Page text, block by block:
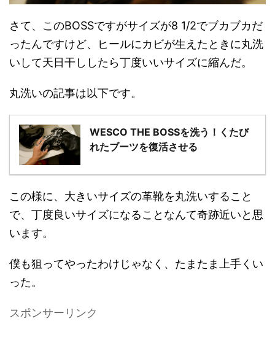
さて、このBOSSですがサイズが8 1/2でブカブカだ
ったんですけど、ヒールにカビが生えたときに丸洗
いして天日干ししたら丁度いいサイズに縮んだ。
丸洗いの記事は以下です。
WESCO THE BOSSを洗う！くたび
れたブーツを復活させる
この様に、大きいサイズの革靴を丸洗いすること
で、丁度良いサイズになることなんて奇跡近いと思
います。
僕も狙ってやったわけじゃなく、たまたま上手くい
った。
スポンサーリンク